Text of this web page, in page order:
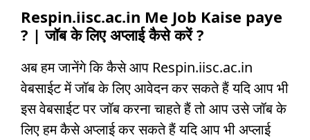
Respin.iisc.ac.in Me Job Kaise paye
? | जॉब के लिए अप्लाई कैसे करें ?
अब हम जानेंगे कि कैसे आप Respin.iisc.ac.in
वेबसाईट में जॉब के लिए आवेदन कर सकते हैं यदि आप भी
इस वेबसाईट पर जॉब करना चाहते हैं तो आप उसे जॉब के
लिए हम कैसे अप्लाई कर सकते हैं यदि आप भी अप्लाई